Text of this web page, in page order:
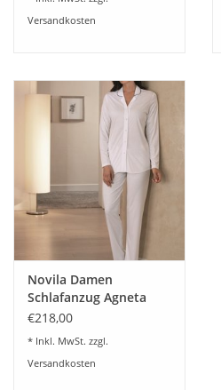
nicht heiß bügeln
Keine chemische Reinigung
Nicht im Trockner trocknen
Versandkosten
Novila Damen
Schlafanzug Agneta
8707 Modal mit Seide
€218,00
* Inkl. MwSt. zzgl.
Versandkosten